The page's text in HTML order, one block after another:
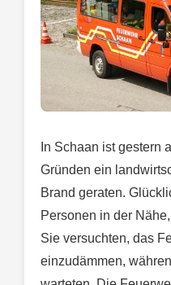
In Schaan ist gestern
Gründen ein
Brand geraten.
Personen in der
Sie versuchten, das
einzudämmen,